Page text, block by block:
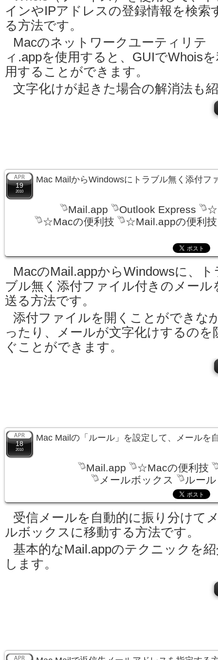
インやIPアドレスの登録情報を検索
る方法です。
Macのネットワークユーティリテ
ィ.appを使用すると、GUIでWhois
用することができます。
文字化けが起きた場合の解消法も
19
2010
Mac MailからWindowsにトラブル無く添付フ
Mail.app Outlook Express
☆Macの便利技
☆Mail.appの便利技
MacのMail.appからWindowsに、ト
ブル無く添付ファイル付きのメール
送る方法です。
添付ファイルを開くことができな
ったり、メールが文字化けするのを
ぐことができます。
18
2010
Mac Mailの「ルール」を設定して、メールを
Mail.app
☆Macの便利技
メールボックス
ルール
受信メールを自動的に振り分けて
ルボックスに移動する方法です。
基本的なMail.appのテクニックを
します。